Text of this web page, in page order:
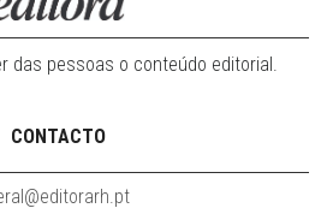
das pessoas o conteúdo editorial.
CONTACTO